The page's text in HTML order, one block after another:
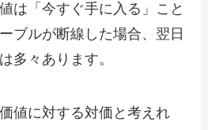
は「今すぐ手に入る」こと
ブルが断線した場合、翌日
多々あります。
値に対する対価と考えれ